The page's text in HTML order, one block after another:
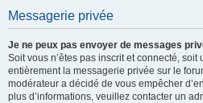
Messagerie privée
Je ne peux pas envoyer de messages
Soit vous n’êtes pas inscrit et connecté,
entièrement la messagerie privée sur le
modérateur a décidé de vous empêcher
plus d’informations, veuillez contacter un